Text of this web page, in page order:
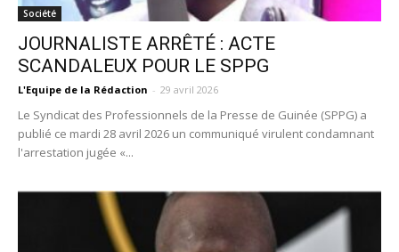
Société
JOURNALISTE ARRÊTÉ : ACTE
SCANDALEUX POUR LE SPPG
L'Equipe de la Rédaction - 29 avril 2026
Le Syndicat des Professionnels de la Presse de Guinée (SPPG) a
publié ce mardi 28 avril 2026 un communiqué virulent condamnant
l'arrestation jugée «...